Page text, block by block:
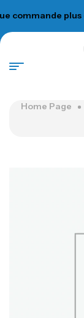
plus de
Home Page